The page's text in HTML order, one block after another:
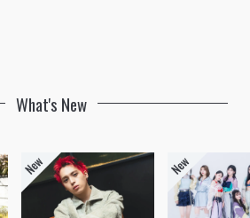
What's New